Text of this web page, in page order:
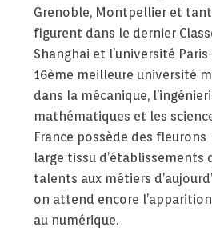
Grenoble, Montpellier et tant
figurent dans le dernier
Shanghai et l’université
16ème meilleure université
dans la mécanique,
mathématiques et les
France possède des
large tissu d’établissements
talents aux métiers
on attend encore
au numérique.